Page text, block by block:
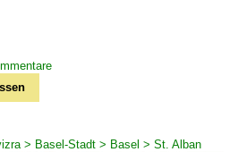
> Basel-Stadt > Basel > St. Alban